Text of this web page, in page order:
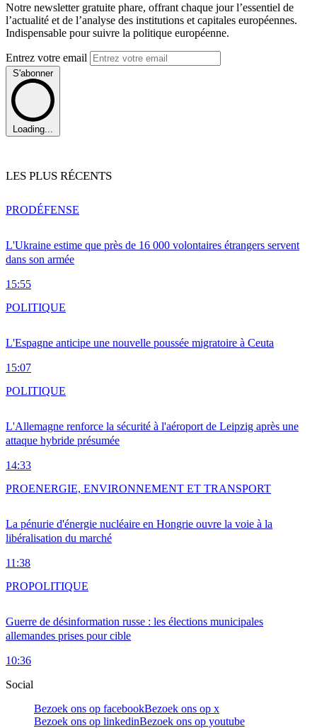
Notre newsletter gratuite phare, offrant chaque jour l’essentiel de
l’actualité et de l’analyse des institutions et capitales européennes.
Indispensable pour suivre la politique européenne.
Entrez votre email
S'abonner
Loading...
LES PLUS RÉCENTS
L'Ukraine estime que près de 16 000 volontaires étrangers servent
dans son armée
15:55
PRODÉFENSE
L'Espagne anticipe une nouvelle poussée migratoire à Ceuta
15:07
POLITIQUE
L'Allemagne renforce la sécurité à l'aéroport de Leipzig après une
attaque hybride présumée
14:33
POLITIQUE
La pénurie d'énergie nucléaire en Hongrie ouvre la voie à la
libéralisation du marché
11:38
PROENERGIE, ENVIRONNEMENT ET TRANSPORT
Guerre de désinformation russe : les élections municipales
allemandes prises pour cible
10:36
PROPOLITIQUE
Social
Bezoek ons op facebookBezoek ons op x
Bezoek ons op linkedinBezoek ons op youtube